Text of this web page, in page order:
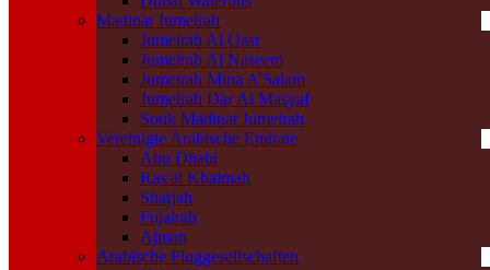
Madinat Jumeirah
Jumeirah Al Qasr
Jumeirah Al Naseem
Jumeirah Mina A’Salam
Jumeirah Dar Al Masyaf
Souk Madinat Jumeirah
Vereinigte Arabische Emirate
Abu Dhabi
Ras al Khaimah
Sharjah
Fujairah
Ajman
Arabische Fluggesellschaften